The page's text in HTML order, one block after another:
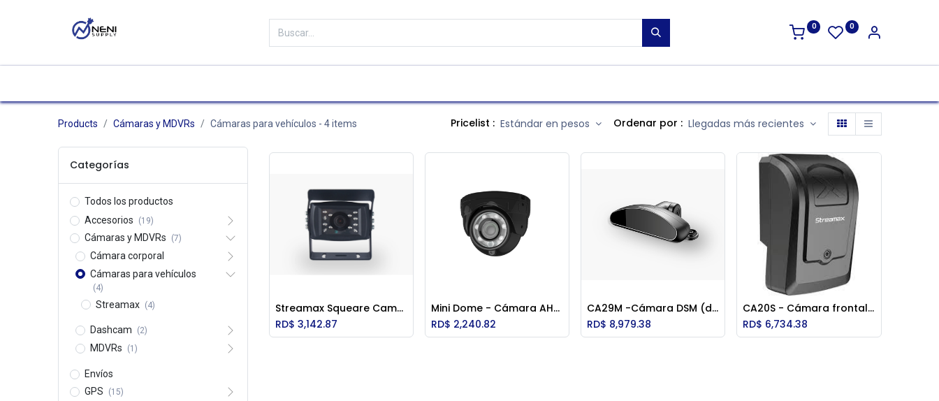
0 0
Products Cámaras y MDVRs Cámaras para vehículos - 4 items Pricelist : Estándar en pesos Ordenar por : Llegadas más recientes
Categorías
Todos los productos
Accesorios
(19)
Cámaras y MDVRs (7)
Cámara corporal
Cámaras para vehículos
(4)
Streamax (4)
Dashcam (2)
MDVRs (1)
Envíos
GPS
(15)
Add to Cart
Streamax Squeare Camera
RD$ 3,142.87
Add to Cart
Mini Dome - Cámara AHD 1080P Audio IR
RD$ 2,240.82
Add to Cart
CA29M -Cámara DSM (detección conductor)
RD$ 8,979.38
Add to Cart
CA20S - Cámara frontal carretera (AHD 1080p, 8mm)
RD$ 6,734.38